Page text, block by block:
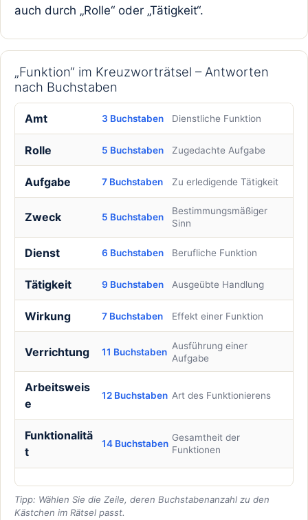
auch durch „Rolle“ oder „Tätigkeit“.
„Funktion“ im Kreuzworträtsel – Antworten
nach Buchstaben
Amt 3 Buchstaben Dienstliche Funktion
Rolle 5 Buchstaben Zugedachte Aufgabe
Aufgabe 7 Buchstaben Zu erledigende Tätigkeit
Zweck 5 Buchstaben
Bestimmungsmäßiger
Sinn
Dienst 6 Buchstaben Berufliche Funktion
Tätigkeit 9 Buchstaben Ausgeübte Handlung
Wirkung 7 Buchstaben Effekt einer Funktion
Verrichtung 11 Buchstaben
Ausführung einer
Aufgabe
Arbeitsweis
e
12 Buchstaben Art des Funktionierens
Funktionalitä
t
14 Buchstaben
Gesamtheit der
Funktionen
Tipp: Wählen Sie die Zeile, deren Buchstabenanzahl zu den
Kästchen im Rätsel passt.